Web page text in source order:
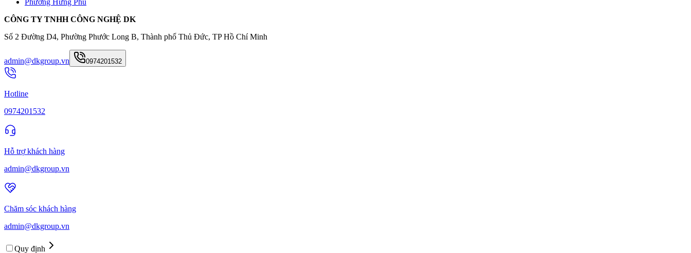
CÔNG TY TNHH CÔNG NGHỆ DK
Số 2 Đường D4, Phường Phước Long B, Thành phố Thủ Đức, TP Hồ Chí Minh
admin@dkgroup.vn 0974201532
Hotline
0974201532
Hỗ trợ khách hàng
admin@dkgroup.vn
Chăm sóc khách hàng
admin@dkgroup.vn
Quy định